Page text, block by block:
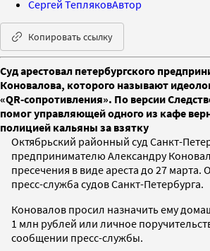
Сергей ТепляковАвтор
Копировать ссылку
Суд арестовал петербургского
Коновалова, которого называют
«QR-сопротивления». По версии
помог управляющей одного из кафе
полицией кальяны за взятку
Октябрьский районный суд Санкт-
предпринимателю Александру
пресечения в виде ареста до 27 марта.
пресс-служба судов Санкт-Петербурга.
Коновалов просил назначить ему
1 млн рублей или личное
сообщении пресс-службы.